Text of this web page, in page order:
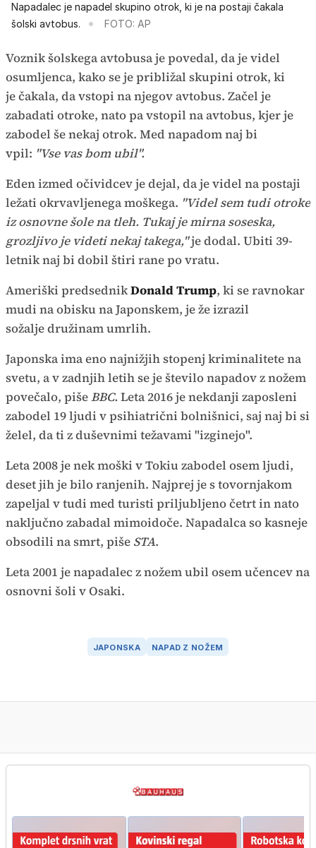
Napadalec je napadel skupino otrok, ki je na postaji čakala
šolski avtobus.
FOTO: AP
Voznik šolskega avtobusa je povedal, da je videl
osumljenca, kako se je približal skupini otrok, ki
je čakala, da vstopi na njegov avtobus. Začel je
zabadati otroke, nato pa vstopil na avtobus, kjer je
zabodel še nekaj otrok. Med napadom naj bi
vpil: "Vse vas bom ubil".
Eden izmed očividcev je dejal, da je videl na postaji
ležati okrvavljenega moškega. "Videl sem tudi otroke
iz osnovne šole na tleh. Tukaj je mirna soseska,
grozljivo je videti nekaj takega,"je dodal. Ubiti 39-
letnik naj bi dobil štiri rane po vratu.
Ameriški predsednikDonald Trump, ki se ravnokar
mudi na obisku na Japonskem, je že izrazil
sožalje družinam umrlih.
Japonska ima eno najnižjih stopenj kriminalitete na
svetu, a v zadnjih letih se je število napadov z nožem
povečalo, pišeBBC.Leta 2016 je nekdanji zaposleni
zabodel 19 ljudi v psihiatrični bolnišnici, saj naj bi si
želel, da ti z duševnimi težavami "izginejo".
Leta 2008 je nek moški v Tokiu zabodel osem ljudi,
deset jih je bilo ranjenih. Najprej je s tovornjakom
zapeljal v tudi med turisti priljubljeno četrt in nato
naključno zabadal mimoidoče. Napadalca so kasneje
obsodili na smrt, piše STA.
Leta 2001 je napadalec z nožem ubil osem učencev na
osnovni šoli v Osaki.
JAPONSKA NAPAD Z NOŽEM